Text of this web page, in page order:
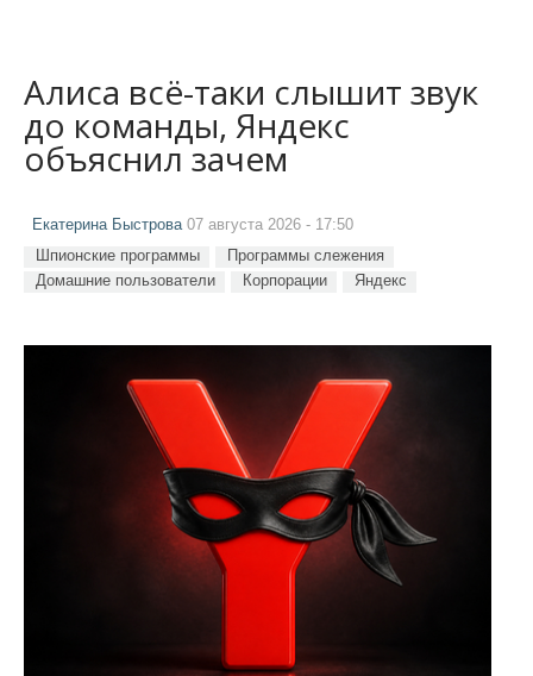
Алиса всё-таки слышит звук
до команды, Яндекс
объяснил зачем
Екатерина Быстрова07 августа 2026 - 17:50
Шпионские программы
Программы слежения
Домашние пользователи
Корпорации Яндекс